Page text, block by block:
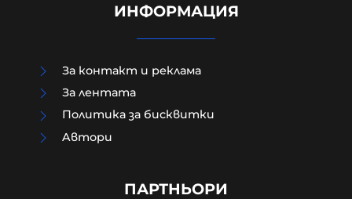
Баташкото клане?
ИНФОРМАЦИЯ
За контакт и реклама
За лентата
Политика за бисквитки
Aвтори
ПАРТНЬОРИ